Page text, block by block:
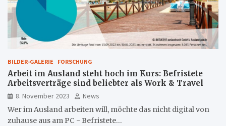
BILDER-GALERIE FORSCHUNG
Arbeit im Ausland steht hoch im Kurs: Befristete
Arbeitsverträge sind beliebter als Work & Travel
8. November 2023
News
Wer im Ausland arbeiten will, möchte das nicht digital von
zuhause aus am PC - Befristete…